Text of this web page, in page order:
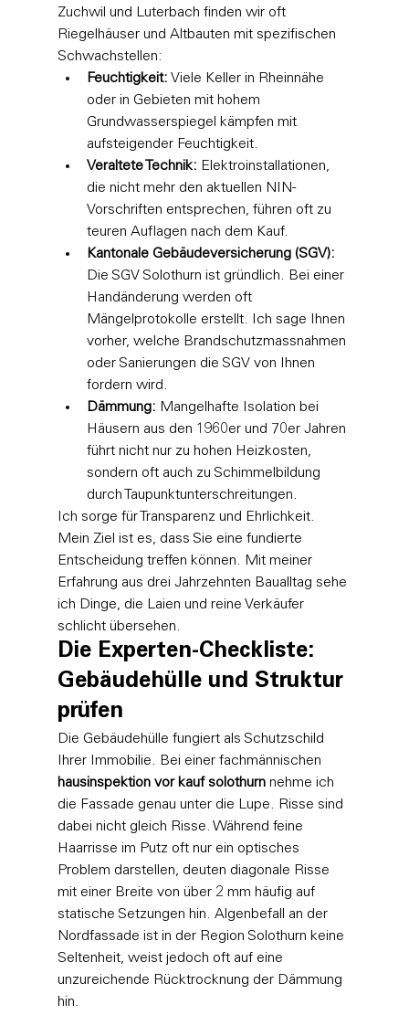
Zuchwil und Luterbach finden wir oft
Riegelhäuser und Altbauten mit spezifischen
Schwachstellen:
Feuchtigkeit: Viele Keller in Rheinnähe
oder in Gebieten mit hohem
Grundwasserspiegel kämpfen mit
aufsteigender Feuchtigkeit.
Veraltete Technik: Elektroinstallationen,
die nicht mehr den aktuellen NIN-
Vorschriften entsprechen, führen oft zu
teuren Auflagen nach dem Kauf.
Kantonale Gebäudeversicherung (SGV):
Die SGV Solothurn ist gründlich. Bei einer
Handänderung werden oft
Mängelprotokolle erstellt. Ich sage Ihnen
vorher, welche Brandschutzmassnahmen
oder Sanierungen die SGV von Ihnen
fordern wird.
Dämmung: Mangelhafte Isolation bei
Häusern aus den 1960er und 70er Jahren
führt nicht nur zu hohen Heizkosten,
sondern oft auch zu Schimmelbildung
durch Taupunktunterschreitungen.
Ich sorge für Transparenz und Ehrlichkeit.
Mein Ziel ist es, dass Sie eine fundierte
Entscheidung treffen können. Mit meiner
Erfahrung aus drei Jahrzehnten Baualltag sehe
ich Dinge, die Laien und reine Verkäufer
schlicht übersehen.
Die Experten-Checkliste:
Gebäudehülle und Struktur
prüfen
Die Gebäudehülle fungiert als Schutzschild
Ihrer Immobilie. Bei einer fachmännischen
hausinspektion vor kauf solothurn nehme ich
die Fassade genau unter die Lupe. Risse sind
dabei nicht gleich Risse. Während feine
Haarrisse im Putz oft nur ein optisches
Problem darstellen, deuten diagonale Risse
mit einer Breite von über 2 mm häufig auf
statische Setzungen hin. Algenbefall an der
Nordfassade ist in der Region Solothurn keine
Seltenheit, weist jedoch oft auf eine
unzureichende Rücktrocknung der Dämmung
hin.